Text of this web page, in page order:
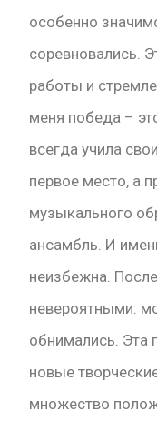
особенно
соревновались.
работы и
меня победа –
всегда учила
первое место, а
музыкального
ансамбль. И
неизбежна.
невероятными:
обнимались. Эта
новые
множество